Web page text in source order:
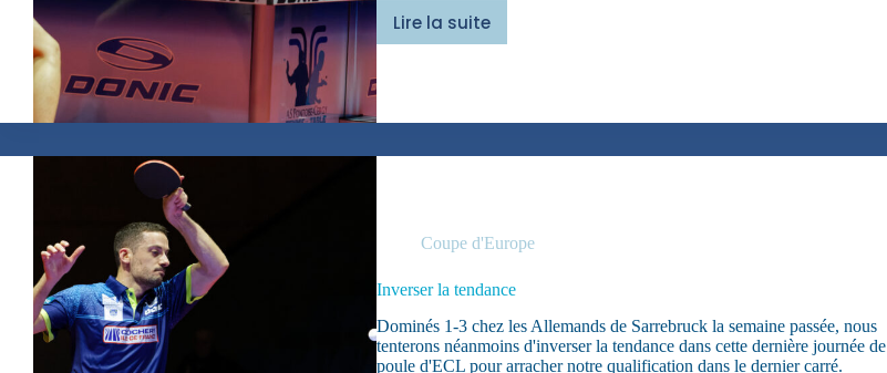
Lire la suite
Frustrant…
Coupe d'Europe
Inverser la tendance
Dominés 1-3 chez les Allemands de Sarrebruck la semaine passée, nous
tenterons néanmoins d'inverser la tendance dans cette dernière journée de
poule d'ECL pour arracher notre qualification dans le dernier carré.